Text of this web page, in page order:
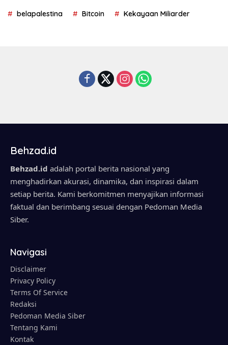
belapalestina Bitcoin Kekayaan Miliarder
Behzad.id
Behzad.id adalah portal berita nasional yang
menghadirkan akurasi, dinamika, dan inspirasi dalam
setiap berita. Kami berkomitmen menyajikan informasi
faktual dan berimbang sesuai dengan Pedoman Media
Siber.
Navigasi
Disclaimer
Privacy Policy
Terms Of Service
Redaksi
Pedoman Media Siber
Tentang Kami
Kontak